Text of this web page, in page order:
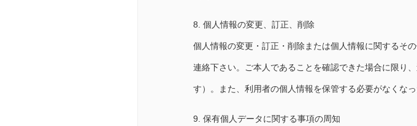
8. 個人情報の変更、訂正、削除
個人情報の変更・訂正・削除または個人情報に関するそ
連絡下さい。ご本人であることを確認できた場合に限り
す）。また、利用者の個人情報を保管する必要がなくな
9. 保有個人データに関する事項の周知